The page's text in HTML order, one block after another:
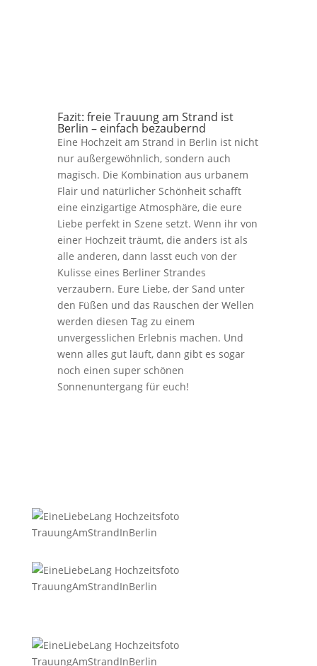
Fazit: freie Trauung am Strand ist
Berlin – einfach bezaubernd
Eine Hochzeit am Strand in Berlin ist nicht
nur außergewöhnlich, sondern auch
magisch. Die Kombination aus urbanem
Flair und natürlicher Schönheit schafft
eine einzigartige Atmosphäre, die eure
Liebe perfekt in Szene setzt. Wenn ihr von
einer Hochzeit träumt, die anders ist als
alle anderen, dann lasst euch von der
Kulisse eines Berliner Strandes
verzaubern. Eure Liebe, der Sand unter
den Füßen und das Rauschen der Wellen
werden diesen Tag zu einem
unvergesslichen Erlebnis machen. Und
wenn alles gut läuft, dann gibt es sogar
noch einen super schönen
Sonnenuntergang für euch!